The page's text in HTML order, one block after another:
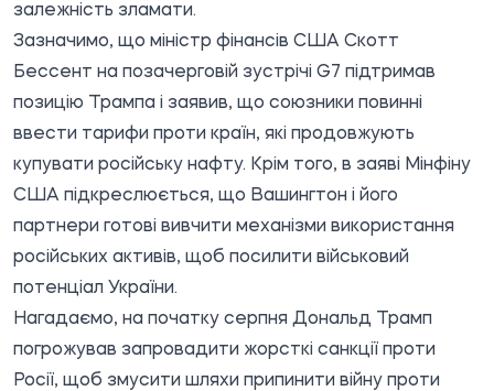
залежність зламати.
Зазначимо, що міністр фінансів США Скотт
Бессент на позачерговій зустрічі G7 підтримав
позицію Трампа і заявив, що союзники повинні
ввести тарифи проти країн, які продовжують
купувати російську нафту. Крім того, в заяві Мінфіну
США підкреслюється, що Вашингтон і його
партнери готові вивчити механізми використання
російських активів, щоб посилити військовий
потенціал України.
Нагадаємо, на початку серпня Дональд Трамп
погрожував запровадити жорсткі санкції проти
Росії, щоб змусити шляхи припинити війну проти